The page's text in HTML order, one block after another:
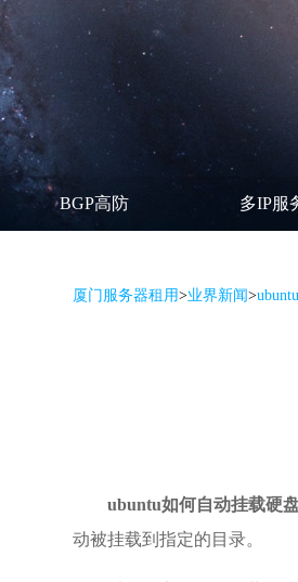
BGP高防 多IP服
厦门服务器租用>业界新闻>
ubuntu如何自动挂载硬
动被挂载到指定的目录。